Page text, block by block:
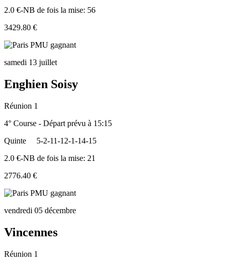
2.0 €-NB de fois la mise: 56
3429.80 €
samedi 13 juillet
Enghien Soisy
Réunion 1
4° Course - Départ prévu à 15:15
Quinte
5-2-11-12-1-14-15
2.0 €-NB de fois la mise: 21
2776.40 €
vendredi 05 décembre
Vincennes
Réunion 1